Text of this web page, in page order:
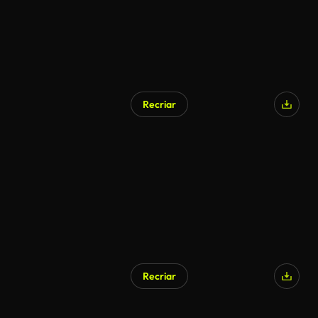
Recriar
Recriar